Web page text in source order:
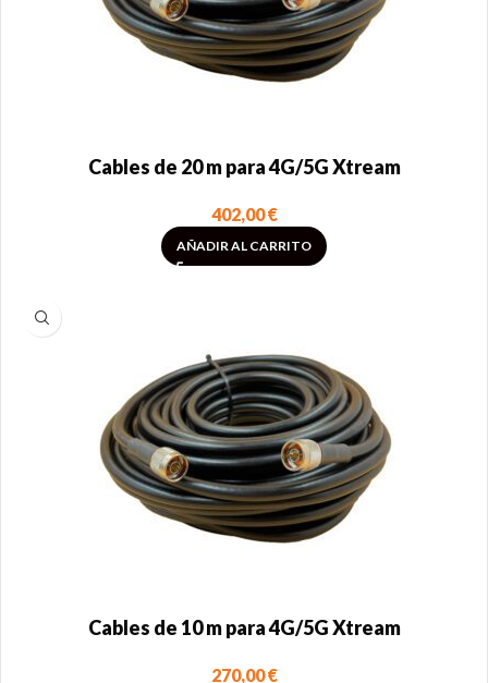
Cables de 20 m para 4G/5G Xtream
402,00€
AÑADIR AL CARRITO
Cables de 10 m para 4G/5G Xtream
270,00€